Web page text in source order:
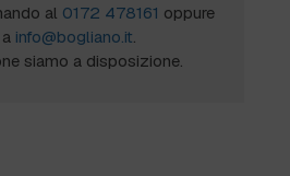
al 0172 478161 oppure
info@bogliano.it.
siamo a disposizione.